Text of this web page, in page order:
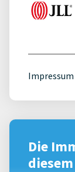
Impressum
Die